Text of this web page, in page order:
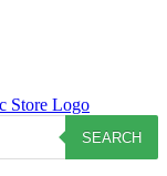
SEARCH